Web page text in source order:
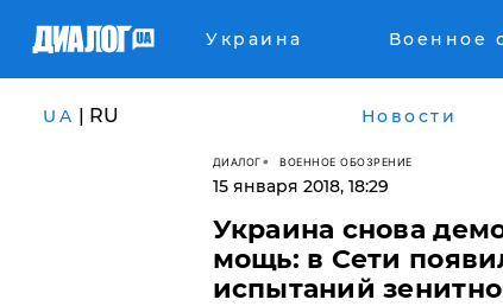
Украина Военное
UA | RU Новости
ДИАЛОГ ВОЕННОЕ ОБОЗРЕНИЕ
15 января 2018, 18:29
Украина снова
мощь: в Сети
испытаний